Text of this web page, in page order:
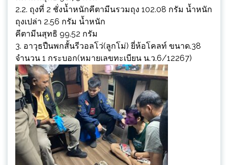
2.2. ถุงที่ 2 ชั่งน้ำหนักคีตามีนรวมถุง 102.08 กรัม น้ำหนัก
ถุงเปล่า 2.56 กรัม น้ำหนัก
คีตามีนสุทธิ 99.52 กรัม
3. อาวุธปืนพกสั้นรีวอลโว่(ลูกโม่) ยี่ห้อโคลท์ ขนาด.38
จำนวน 1 กระบอก(หมายเลขทะเบียน น.ว.6/12267)